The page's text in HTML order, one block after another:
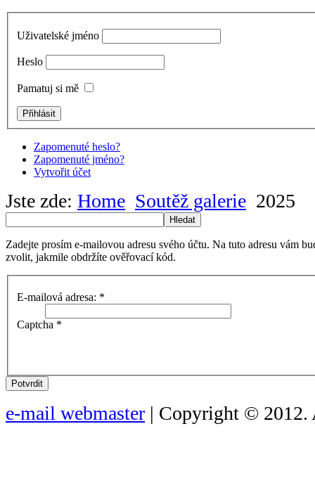
Uživatelské jméno
Heslo
Pamatuj si mě
Zapomenuté heslo?
Zapomenuté jméno?
Vytvořit účet
Jste zde: Home Soutěž galerie 2025
Hledat
Zadejte prosím e-mailovou adresu svého účtu. Na tuto adresu vám
zvolit, jakmile obdržíte ověřovací kód.
E-mailová adresa: *
Captcha *
Potvrdit
e-mail webmaster | Copyright © 2012.